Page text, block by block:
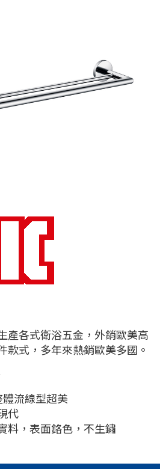
產各式衛浴五金，外銷歐美高
款式，多年來熱銷歐美多國。
流線型超美
代
料，表面鉻色，不生鏽